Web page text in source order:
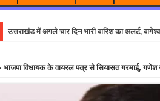
उत्तराखंड में अगले चार दिन भारी बारिश का अलर्ट,
भाजपा विधायक के वायरल पत्र से सियासत गरमाई,